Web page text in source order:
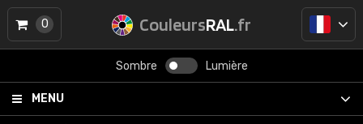
CouleursRAL.fr
Sombre Lumière
MENU
0